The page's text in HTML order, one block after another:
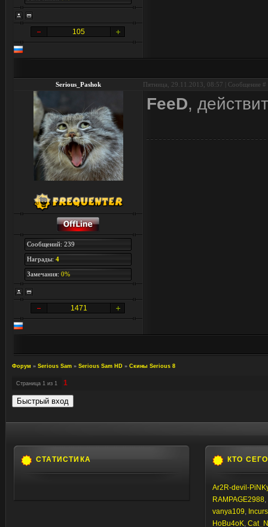
105
Serious_Pashok Пятница, 29.11.2013, 08:57 | Сообщение #
Сообщений: 239
Награды: 4
Замечания: 0%
1471
FeeD,
Форум » Serious Sam » Serious Sam HD » Скины Serious 8
Страница 1 из 1 1
СТАТИСТИКА КТО
Ar2R-devil-
RAMPAGE2988,
vanya109,
HoBu4oK,